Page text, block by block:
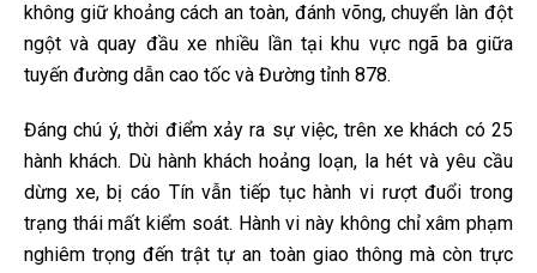
không giữ khoảng cách an toàn, đánh võng, chuyển làn đột
ngột và quay đầu xe nhiều lần tại khu vực ngã ba giữa
tuyến đường dẫn cao tốc và Đường tỉnh 878.
Đáng chú ý, thời điểm xảy ra sự việc, trên xe khách có 25
hành khách. Dù hành khách hoảng loạn, la hét và yêu cầu
dừng xe, bị cáo Tín vẫn tiếp tục hành vi rượt đuổi trong
trạng thái mất kiểm soát. Hành vi này không chỉ xâm phạm
nghiêm trọng đến trật tự an toàn giao thông mà còn trực